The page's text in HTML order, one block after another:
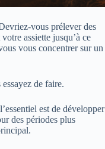
vous prélever des
assiette jusqu’à ce
vous concentrer sur un
de faire.
est de développer
des périodes plus